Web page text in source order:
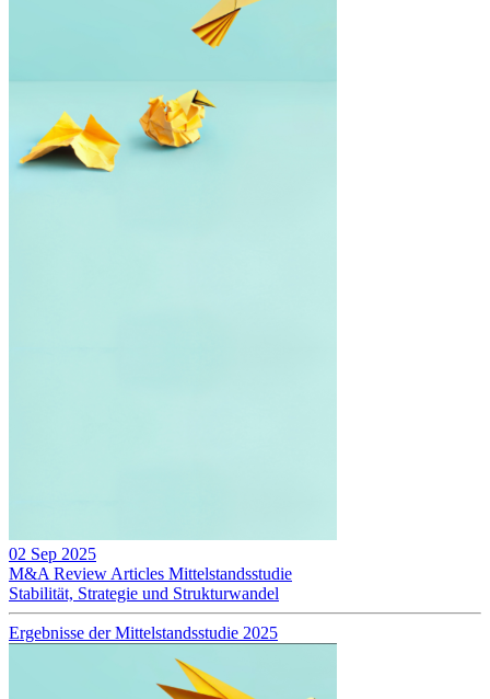
02 Sep 2025
M&A Review Articles Mittelstandsstudie
Stabilität, Strategie und Strukturwandel
Ergebnisse der Mittelstandsstudie 2025